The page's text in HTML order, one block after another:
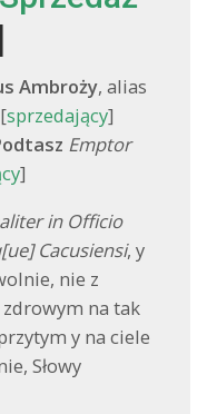
Ambroży, alias
sprzedający]
Emptor
]
in Officio
Cacusiensi, y
nie z
na tak
y na ciele
Słowy